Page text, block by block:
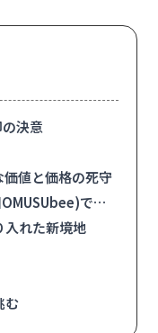
決意
値と価格の死守
では
入れた新境地
む